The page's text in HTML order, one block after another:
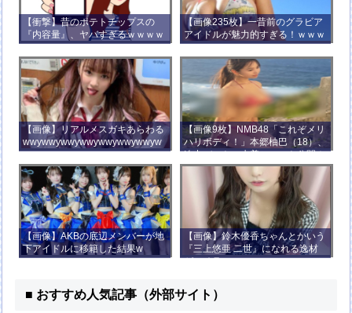
【衝撃】昔のポテトチップスの
『内容量』、ヤバすぎるｗｗｗｗ
ｗｗｗｗ
【画像235枚】一昔前のグラビア
アイドルが魅力的すぎる！ｗｗｗ
【画像】リアルメスガキあらわる
wwywwywwywwywwywwywwyw
wywwy
【画像9枚】NMB48「これぞメリ
ハリボディ！」本郷柚巴（18）、
迫力バストの水着ショット公開！
【画像】AKBの底辺メンバーが地
下アイドルに移籍した結果w
【画像】鈴木優香ちゃんとかいう
『三上悠亜 二世』になれる逸材
がコチラ
■ おすすめ人気記事（外部サイト）